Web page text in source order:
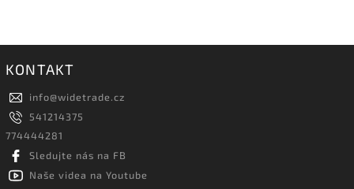
KONTAKT
info@widetrade.cz
541214375
774444281
Sledujte nás na FB
Naše videa na Youtube